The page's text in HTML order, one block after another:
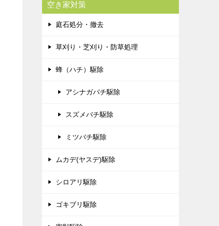
空き家対策
庭石処分・撤去
草刈り・芝刈り・防草処理
蜂（ハチ）駆除
アシナガバチ駆除
スズメバチ駆除
ミツバチ駆除
ムカデ(ヤスデ)駆除
シロアリ駆除
ゴキブリ駆除